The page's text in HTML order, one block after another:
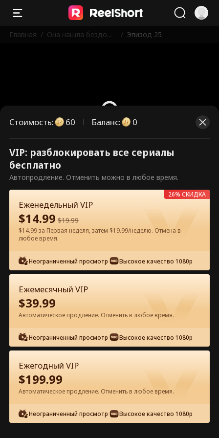
Главная / Она нашла бездомн
/ Эпизод 25
Это платные эпизоды.
Разблокируйте, чтобы смотреть.
60Разблокировать сейчас
Смотреть бесплатно в приложении
Эпизод 25 - Она нашла бездомного
мужа-миллиардера на Рождество
Полный фильм
0-49 50-71 Все эпизоды
26
Стоимость: 60 Баланс: 0
VIP: разблокировать все сериалы
бесплатно
Автопродление. Отменить можно в любое время.
Еженедельный VIP
$14.99 $19.99
$14.99 за Первая неделя, затем $19.99/неделю. Отмена в
любое время.
Неограниченный просмотр Высокое качество 1080p
26% СКИДКА
Ежемесячный VIP
$39.99
Автоматическое продление. Отменить в любое время.
Неограниченный просмотр Высокое качество 1080p
Ежегодный VIP
$199.99
Автоматическое продление. Отменить в любое время.
Неограниченный просмотр Высокое качество 1080p